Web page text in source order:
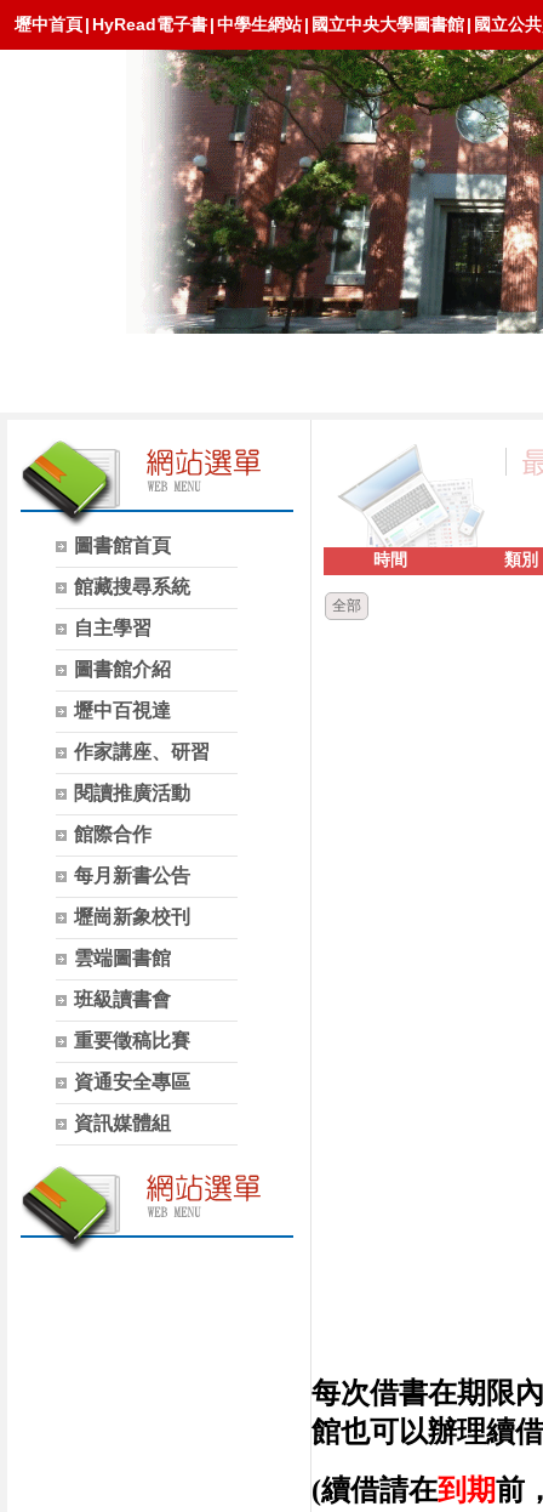
壢中首頁| HyRead電子書|中學生網站| 國立中央大學圖書館| 國立公
圖書館首頁
館藏搜尋系統
自主學習
圖書館介紹
壢中百視達
作家講座、研習
閱讀推廣活動
館際合作
每月新書公告
壢崗新象校刊
雲端圖書館
班級讀書會
重要徵稿比賽
資通安全專區
資訊媒體組
時間 類別
全部
每次借書在期限
館也可以辦理續
(續借請在到期前